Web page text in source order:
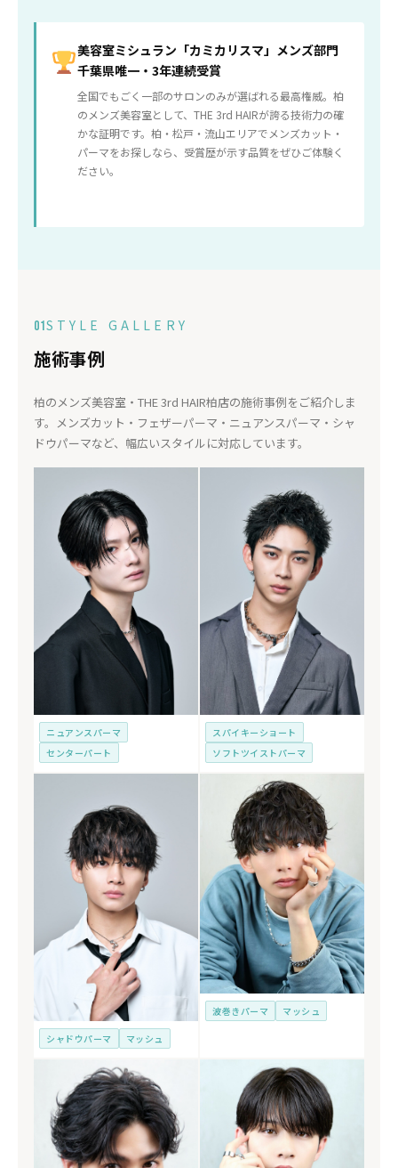
美容室ミシュラン「カミカリスマ」メンズ部門
千葉県唯一・3年連続受賞
全国でもごく一部のサロンのみが選ばれる最高権威。柏
のメンズ美容室として、THE 3rd HAIRが誇る技術力の確
かな証明です。柏・松戸・流山エリアでメンズカット・
パーマをお探しなら、受賞歴が示す品質をぜひご体験く
ださい。
01STYLE GALLERY
施術事例
柏のメンズ美容室・THE 3rd HAIR柏店の施術事例をご紹介しま
す。メンズカット・フェザーパーマ・ニュアンスパーマ・シャ
ドウパーマなど、幅広いスタイルに対応しています。
ニュアンスパーマ
センターパート
スパイキーショート
ソフトツイストパーマ
シャドウパーマ マッシュ
波巻きパーマ マッシュ